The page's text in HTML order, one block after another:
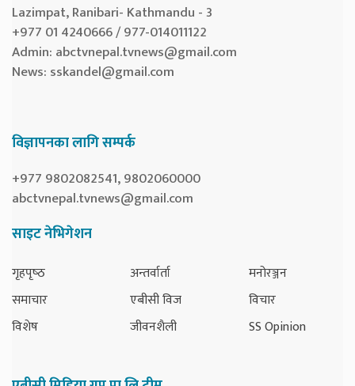
Lazimpat, Ranibari- Kathmandu - 3
+977 01 4240666 / 977-014011122
Admin: abctvnepal.tvnews@gmail.com
News: sskandel@gmail.com
विज्ञापनका लागि सम्पर्क
+977 9802082541, 9802060000
abctvnepal.tvnews@gmail.com
साइट नेभिगेशन
गृहपृष्‍ठ
समाचार
विशेष
अन्तर्वार्ता
एबीसी विज
जीवनशैली
मनोरञ्जन
विचार
SS Opinion